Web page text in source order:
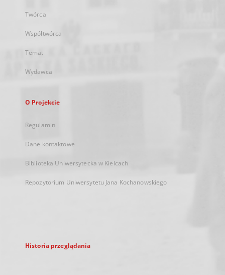
Twórca
Współtwórca
Temat
Wydawca
O Projekcie
Regulamin
Dane kontaktowe
Biblioteka Uniwersytecka w Kielcach
Repozytorium Uniwersytetu Jana Kochanowskiego
Historia przeglądania